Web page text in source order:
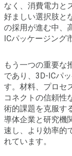
なく、消費電力と
好ましい選択肢と
の採用が進む中、
ICパッケージング
もう一つの重要な
であり、3D-ICパ
す。材料、プロセ
コネクトの信頼性
術的課題を克服す
導体企業と研究機
速し、より効率的
れています。